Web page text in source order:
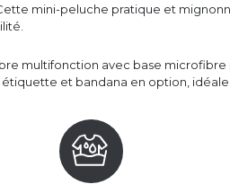
mini-peluche pratique et
multifonction avec base microfibre
et bandana en option,